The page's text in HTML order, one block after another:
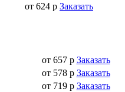
от 624 р Заказать
от 657 р Заказать
от 578 р Заказать
от 719 р Заказать